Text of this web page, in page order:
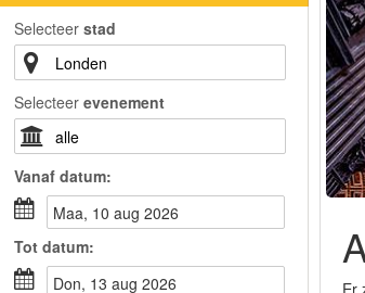
Selecteer stad
Selecteer evenement
Vanaf datum:
maa, 10 aug 2026
Tot datum:
don, 13 aug 2026
Er